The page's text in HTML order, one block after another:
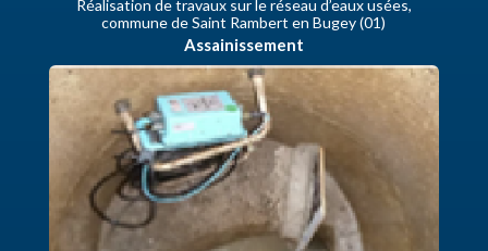
Réalisation de travaux sur le réseau d’eaux usées,
commune de Saint Rambert en Bugey (01)
Assainissement